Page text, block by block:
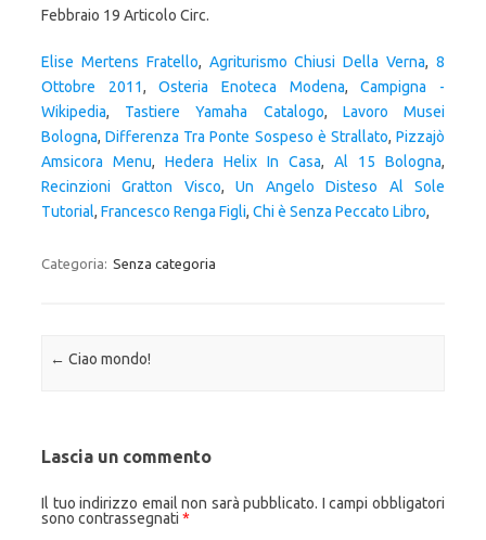
Elise Mertens Fratello, Agriturismo Chiusi Della Verna,8
Ottobre 2011,Osteria Enoteca Modena,Campigna -
Wikipedia, Tastiere Yamaha Catalogo, Lavoro Musei
Bologna,Differenza Tra Ponte Sospeso è Strallato,Pizzajò
Amsicora Menu, Hedera Helix In Casa, Al 15 Bologna,
Recinzioni Gratton Visco,Un Angelo Disteso Al Sole
Tutorial, Francesco Renga Figli, Chi è Senza Peccato Libro,
Categoria: Senza categoria
Navigazione articolo
← Ciao mondo!
Lascia un commento
Il tuo indirizzo email non sarà pubblicato. I campi obbligatori
sono contrassegnati *